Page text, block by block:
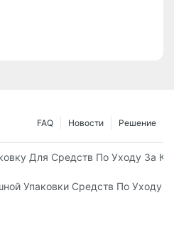
Решение
Новости
FAQ
Для Средств По Уходу За
К Бренду
Упаковки Средств По Уходу